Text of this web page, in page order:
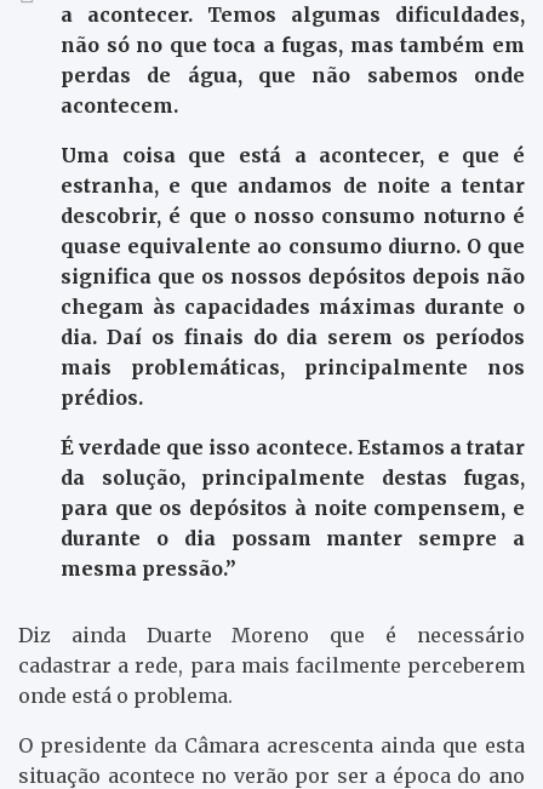
a acontecer. Temos algumas dificuldades,
não só no que toca a fugas, mas também em
perdas de água, que não sabemos onde
acontecem.
Uma coisa que está a acontecer, e que é
estranha, e que andamos de noite a tentar
descobrir, é que o nosso consumo noturno é
quase equivalente ao consumo diurno. O que
significa que os nossos depósitos depois não
chegam às capacidades máximas durante o
dia. Daí os finais do dia serem os períodos
mais problemáticas, principalmente nos
prédios.
É verdade que isso acontece. Estamos a tratar
da solução, principalmente destas fugas,
para que os depósitos à noite compensem, e
durante o dia possam manter sempre a
mesma pressão.”
Diz ainda Duarte Moreno que é necessário
cadastrar a rede, para mais facilmente perceberem
onde está o problema.
O presidente da Câmara acrescenta ainda que esta
situação acontece no verão por ser a época do ano